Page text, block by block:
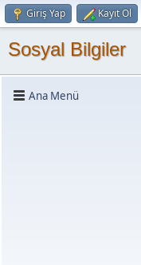
Giriş Yap Kayıt Ol
Sosyal Bilgiler
Ana Menü